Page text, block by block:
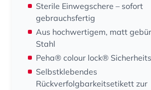
Sterile Einwegschere – sofort
gebrauchsfertig
Aus hochwertigem, matt
Stahl
Peha® colour lock®
Selbstklebendes
Rückverfolgbarkeitsetikett zur